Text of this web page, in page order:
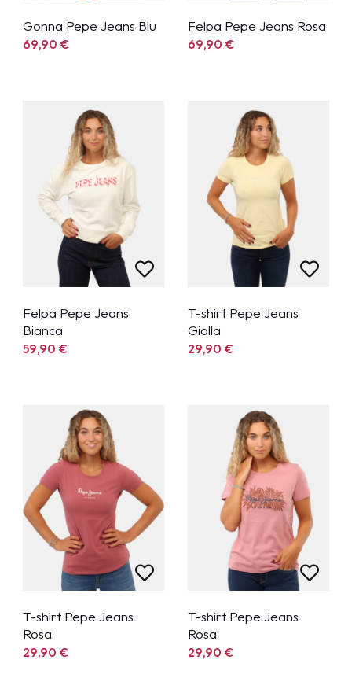
Gonna Pepe Jeans Blu
69,90€
Felpa Pepe Jeans Rosa
69,90€
Felpa Pepe Jeans
Bianca
59,90€
T-shirt Pepe Jeans
Gialla
29,90€
T-shirt Pepe Jeans
Rosa
29,90€
T-shirt Pepe Jeans
Rosa
29,90€